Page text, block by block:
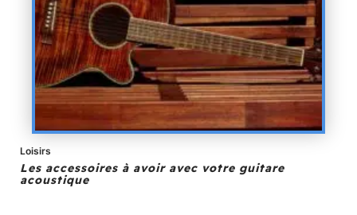
Loisirs
Les accessoires à avoir avec votre guitare
acoustique